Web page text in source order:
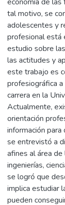
tal motivo, se
adolescentes y
profesional está
estudio sobre
las actitudes y
este trabajo es
profesiográfica
carrera en la
Actualmente,
orientación
información
se entrevistó a
afines al área de
ingenierías,
se logró que
implica estudiar
pueden